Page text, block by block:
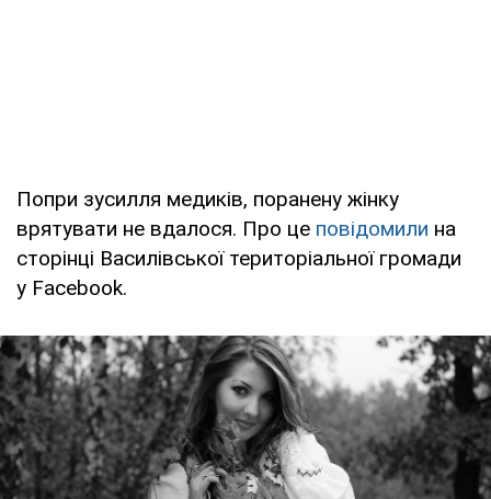
Попри зусилля медиків, поранену жінку
врятувати не вдалося. Про це повідомили на
сторінці Василівської територіальної громади
у Facebook.